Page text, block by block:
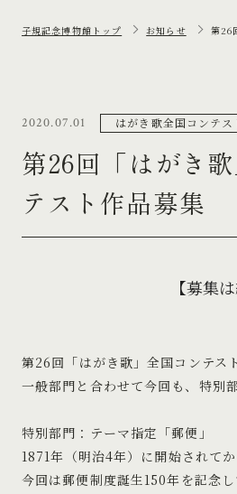
子規記念博物館トップ お知らせ 第26
2020.07.01 はがき歌全国コンテス
第26回「はがき
テスト作品募集
【募集
第26回「はがき歌」全国コンテス
一般部門と合わせて今回も、特別
特別部門：テーマ指定「郵便」
1871年（明治4年）に開始されて
今回は郵便制度誕生150年を記念